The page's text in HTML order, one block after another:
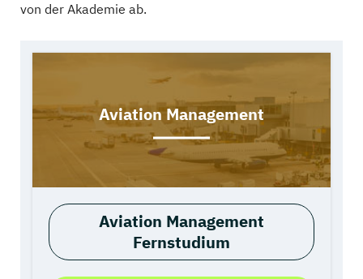
von der Akademie ab.
Aviation Management
Aviation Management
Fernstudium